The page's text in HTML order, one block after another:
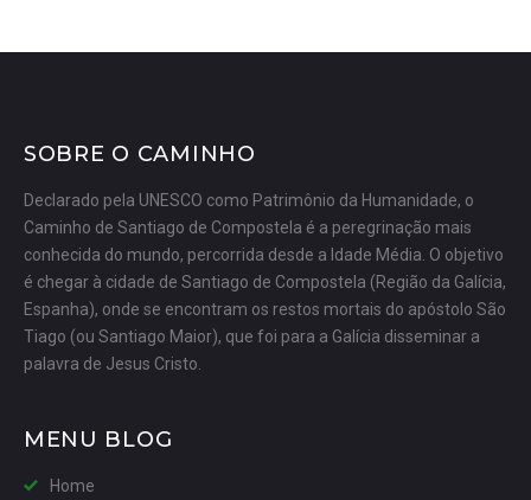
SOBRE O CAMINHO
Declarado pela UNESCO como Patrimônio da Humanidade, o
Caminho de Santiago de Compostela é a peregrinação mais
conhecida do mundo, percorrida desde a Idade Média. O objetivo
é chegar à cidade de Santiago de Compostela (Região da Galícia,
Espanha), onde se encontram os restos mortais do apóstolo São
Tiago (ou Santiago Maior), que foi para a Galícia disseminar a
palavra de Jesus Cristo.
MENU BLOG
Home